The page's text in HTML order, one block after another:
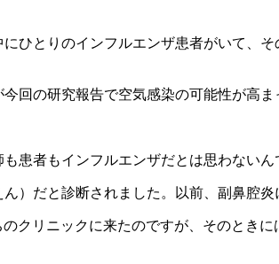
ひとりのインフルエンザ患者がいて、
回の研究報告で空気感染の可能性が高ま
患者もインフルエンザだとは思わないん
）だと診断されました。以前、副鼻腔炎
リニックに来たのですが、そのとき